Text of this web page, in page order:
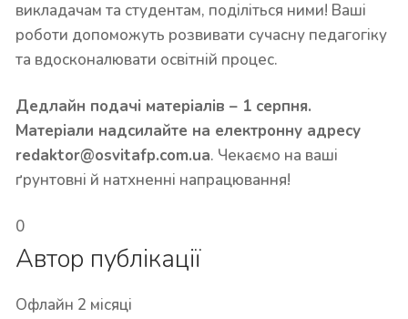
викладачам та студентам, поділіться ними! Ваші
роботи допоможуть розвивати сучасну педагогіку
та вдосконалювати освітній процес.
Дедлайн подачі матеріалів – 1 серпня.
Матеріали надсилайте на електронну адресу
redaktor@osvitafp.com.ua. Чекаємо на ваші
ґрунтовні й натхненні напрацювання!
0
Автор публікації
Офлайн 2 місяці